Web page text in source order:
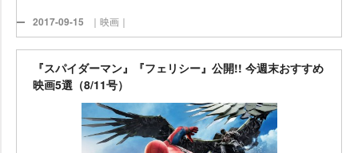
2017-09-15 ｜映画｜
『スパイダーマン』『フェリシー』公開!! 今週末おすすめ
映画5選（8/11号）